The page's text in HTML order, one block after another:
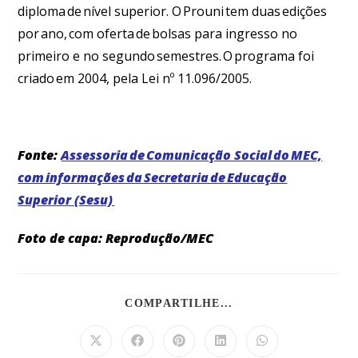
diploma de nível superior. O Prouni tem duas edições
por ano, com oferta de bolsas para ingresso no
primeiro e no segundo semestres. O programa foi
criado em 2004, pela Lei nº 11.096/2005.
Fonte:Assessoria de Comunicação Social do MEC,
com informações da Secretaria de Educação
Superior (Sesu)
Foto de capa: Reprodução/MEC
COMPARTILHE...